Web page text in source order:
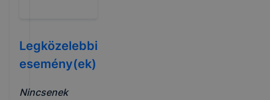
Legközelebbi
esemény(ek)
Nincsenek